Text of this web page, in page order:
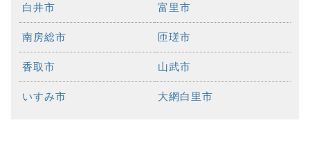
白井市 富里市
南房総市 匝瑳市
香取市 山武市
いすみ市 大網白里市